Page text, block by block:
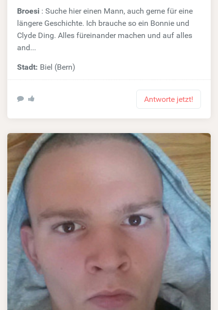
Broesi : Suche hier einen Mann, auch gerne für eine
längere Geschichte. Ich brauche so ein Bonnie und
Clyde Ding. Alles füreinander machen und auf alles
and...
Stadt: Biel (Bern)
Antworte jetzt!